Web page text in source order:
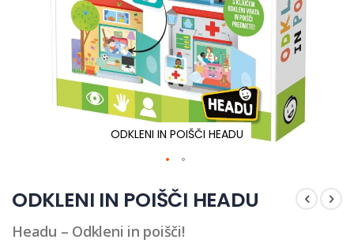
ODKLENI IN POIŠČI HEADU
na
začetek
slik
ODKLENI IN POIŠČI HEADU
Headu – Odkleni in poišči!